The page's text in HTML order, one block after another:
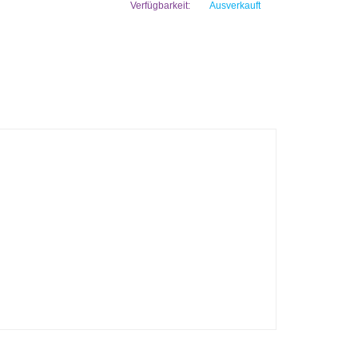
Verfügbarkeit: Ausverkauft